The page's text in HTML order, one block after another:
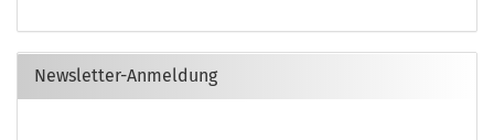
Newsletter-Anmeldung